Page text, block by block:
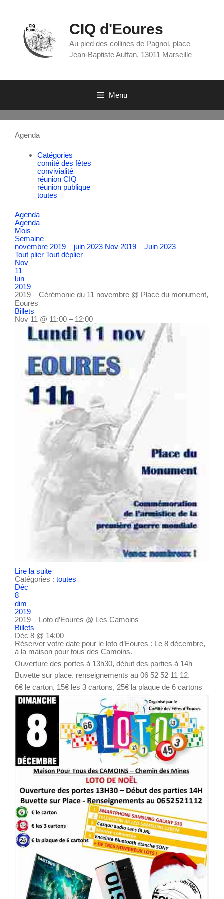
CIQ d'Eoures
Au pied des collines de Pagnol, place
Jean-Baptiste Auffan, 13011 Marseille
Menu
Agenda
Catégories
comité des fêtes
convivialité
réunion CIQ
réunion publique
toutes
Agenda
Agenda
Mois
Semaine
novembre 2019 – juin 2023 Nov 2019 – Juin 2023
Tout plier Tout déplier
Nov
11
lun
2019
2019 – Cérémonie du 11 novembre @ Place du monument,
Eoures
Billets
Nov 11 @ 11:00 – 12:00
Lire la suite
Catégories : toutes
Déc
8
dim
2019
2019 – Loto d’Eoures @ Les Camoins
Billets
Déc 8 @ 14:00
Réserver votre date pour le loto d’Eoures : Le 8 décembre,
à la maison pour tous des Camoins.
Ouverture des portes à 13h30, début des parties à 14h
Buvette sur place. renseignements au 06 52 52 11 12.
6€ le carton, 15€ les 3 cartons, 25€ la plaque de 6 cartons